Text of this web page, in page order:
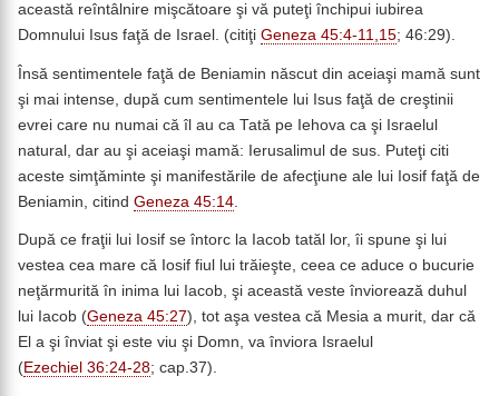
această reîntâlnire mişcătoare şi vă puteţi închipui iubirea
Domnului Isus faţă de Israel. (citiţi Geneza 45:4-11,15; 46:29).
Însă sentimentele faţă de Beniamin născut din aceiaşi mamă sunt
şi mai intense, după cum sentimentele lui Isus faţă de creştinii
evrei care nu numai că îl au ca Tată pe Iehova ca şi Israelul
natural, dar au şi aceiaşi mamă: Ierusalimul de sus. Puteţi citi
aceste simţăminte şi manifestările de afecţiune ale lui Iosif faţă de
Beniamin, citind Geneza 45:14
După ce fraţii lui Iosif se întorc la Iacob tatăl lor, îi spune şi lui
vestea cea mare că Iosif fiul lui trăieşte, ceea ce aduce o bucurie
neţărmurită în inima lui Iacob, şi această veste înviorează duhul
lui Iacob (Geneza 45:27), tot aşa vestea că Mesia a murit, dar că
El a şi înviat şi este viu şi Domn, va înviora Israelul
(Ezechiel 36:24-28; cap.37).